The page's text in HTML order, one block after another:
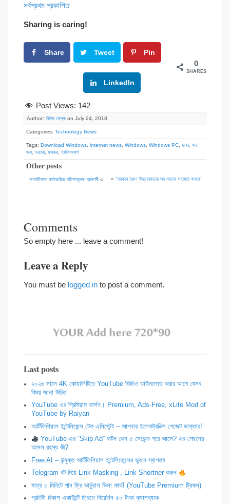
সর্বপ্রথম প্রকাশিত
Sharing is caring!
Share Tweet Pin
LinkedIn
0
SHARES
Post Views: 142
Author: নিউজ ডেস্ক on July 24, 2018
Categories: Technology News
Tags: Download Windows, internet news, Windows, Windows PC, ছলন, জর,
জল, ভরতয়, মসজর, হয়টসঅযপ
Other posts
আগামীকাল ফাইভজির পরীক্ষামূলক প্রদশর্নী « » “সরকার তরুণ উদ্ভাবকদের সব ধরনের সহায়তা করবে”
Comments
So empty here ... leave a comment!
Leave a Reply
You must be logged in to post a comment.
Last posts
২০২৬ সালে 4K কোয়ালিটিতে YouTube ভিডিও ডাউনলোড করার আগে যেসব
বিষয় জানা উচিত
YouTube এর প্রিমিয়াম ভার্সন। Premium, Ads-Free, xLite Mod of
YouTube by Raiyan
আর্টিফিশিয়াল ইন্টেলিজেন্স টেক এসিস্টেন্ট – আপনার ইলেকট্রনিক্স গেজেট ডাক্তার!
YouTube-এর “Skip Ad” বাটন কেন ৫ সেকেন্ড পরে আসে? এর পেছনের
আসল রহস্য কী?
Free AI – উন্মুক্ত আর্টিফিশিয়াল ইন্টেলিজেন্সের ভুবনে স্বাগতম
Telegram বট দিয়ে Link Masking , Link Shortner করুন
​মাত্র ৫ মিনিটে পান ফ্রি ভার্চুয়াল ভিসা কার্ড! (YouTube Premium ট্রিকস)
প্রতিটা বিকাশ একাউন্টে ফ্রিতে নিয়েনিন ৫০ টাকা ক্যাশব্যাক